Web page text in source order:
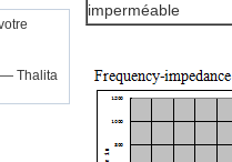
Thalita
imperméable